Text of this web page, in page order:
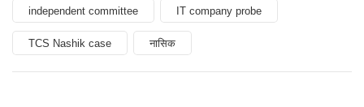
independent committee IT company probe
TCS Nashik case नासिक